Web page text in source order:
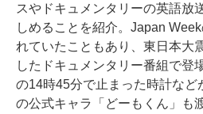
スやドキュメンタリーの英語放
しめることを紹介。Japan
れていたこともあり、東日本大
したドキュメンタリー番組で登
の14時45分で止まった時計など
の公式キャラ「どーもくん」も